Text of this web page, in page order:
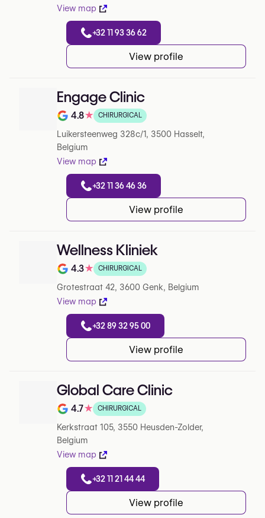
View map
+32 11 93 36 62
View profile
Engage Clinic
Note de 4.8 sur 5 sur Google
4.8★ CHIRURGICAL
Luikersteenweg 328c/1, 3500 Hasselt,
Belgium
View map
+32 11 36 46 36
View profile
Wellness Kliniek
Note de 4.3 sur 5 sur Google
4.3★ CHIRURGICAL
Grotestraat 42, 3600 Genk, Belgium
View map
+32 89 32 95 00
View profile
Global Care Clinic
Note de 4.7 sur 5 sur Google
4.7★ CHIRURGICAL
Kerkstraat 105, 3550 Heusden-Zolder,
Belgium
View map
+32 11 21 44 44
View profile